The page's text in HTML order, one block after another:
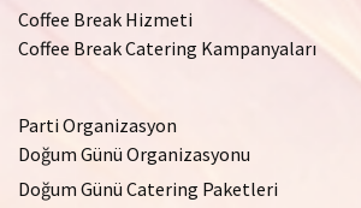
Coffee Break Hizmeti
Coffee Break Catering Kampanyaları
Parti Organizasyon
Doğum Günü Organizasyonu
Doğum Günü Catering Paketleri